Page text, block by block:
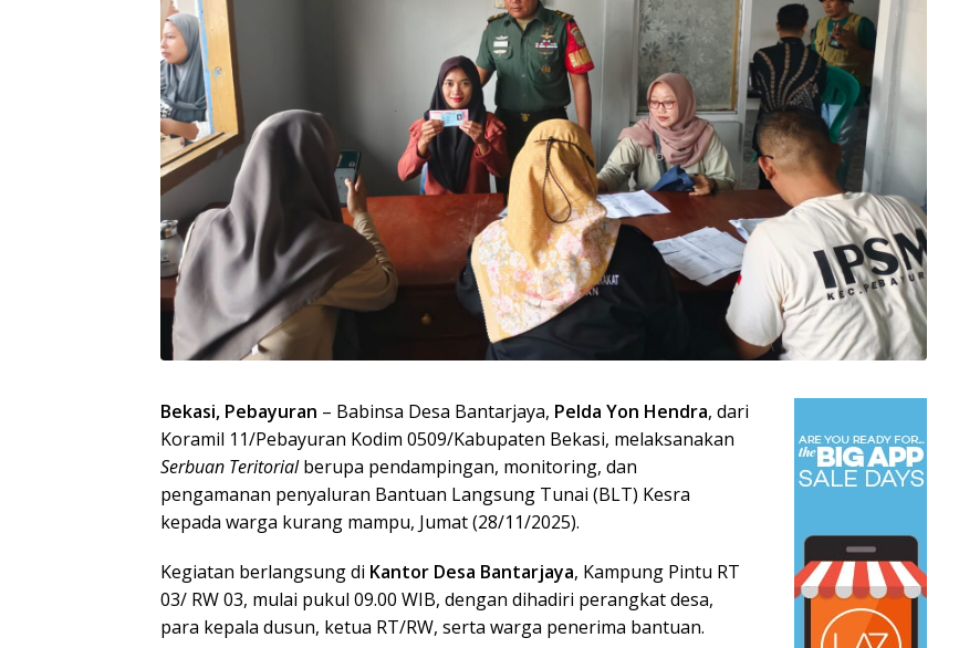
Bekasi, Pebayuran – Babinsa Desa Bantarjaya, Pelda Yon Hendra, dari
Koramil 11/Pebayuran Kodim 0509/Kabupaten Bekasi, melaksanakan
Serbuan Teritorialberupa pendampingan, monitoring, dan
pengamanan penyaluran Bantuan Langsung Tunai (BLT) Kesra
kepada warga kurang mampu, Jumat (28/11/2025).
Kegiatan berlangsung di Kantor Desa Bantarjaya, Kampung Pintu RT
03/ RW 03, mulai pukul 09.00 WIB, dengan dihadiri perangkat desa,
para kepala dusun, ketua RT/RW, serta warga penerima bantuan.